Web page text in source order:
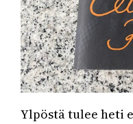
Ylpöstä tulee heti